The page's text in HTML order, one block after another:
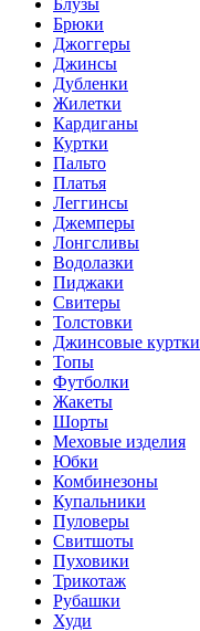
Блузы
Брюки
Джоггеры
Джинсы
Дубленки
Жилетки
Кардиганы
Куртки
Пальто
Платья
Леггинсы
Джемперы
Лонгсливы
Водолазки
Пиджаки
Свитеры
Толстовки
Джинсовые куртки
Топы
Футболки
Жакеты
Шорты
Меховые изделия
Юбки
Комбинезоны
Купальники
Пуловеры
Свитшоты
Пуховики
Трикотаж
Рубашки
Худи